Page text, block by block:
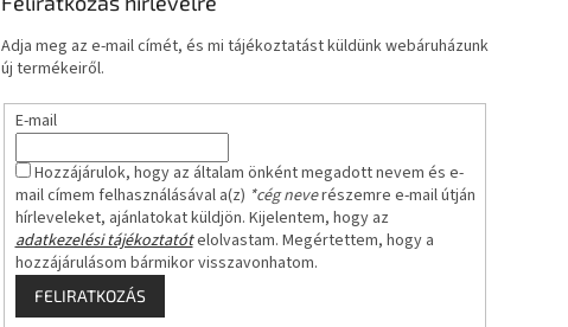
Adja meg az e-mail címét, és mi tájékoztatást küldünk webáruházunk
új termékeiről.
E-mail
Hozzájárulok, hogy az általam önként megadott nevem és e-
mail címem felhasználásával a(z) *cég neverészemre e-mail útján
hírleveleket, ajánlatokat küldjön. Kijelentem, hogy az
adatkezelési tájékoztatótelolvastam. Megértettem, hogy a
hozzájárulásom bármikor visszavonhatom.
FELIRATKOZÁS